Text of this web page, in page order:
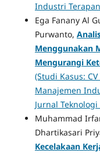
Industri Terapan
Ega Fanany Al
Purwanto,
Menggunakan
Mengurangi
(Studi Kasus:
Manajemen
Jurnal
Muhammad
Dhartikasari
Kecelakaan